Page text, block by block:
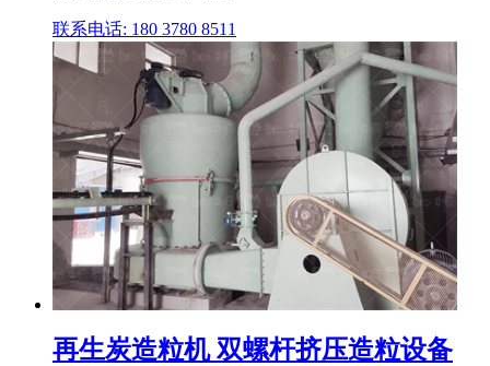
联系电话: 180 3780 8511
再生炭造粒机 双螺杆挤压造粒设备